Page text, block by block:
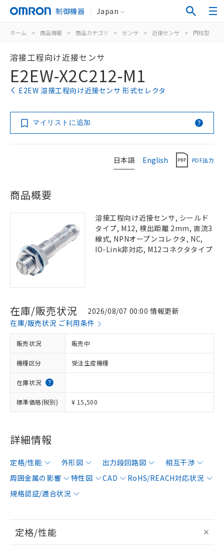
制御機器 Japan
ホーム > 商品情報 > 商品カテゴリ > センサ > 近接センサ > 円柱型
溶接工程向け近接センサ
E2EW-X2C212-M1
E2EW 溶接工程向け近接センサ 形式セレクタ
マイリストに追加
日本語 English PDF出力
商品概要
溶接工程向け近接センサ, シールド
タイプ, M12, 検出距離 2mm, 直流3
線式, NPNオープンコレクタ, NC,
IO-Link非対応, M12コネクタタイプ
在庫/販売状況
2026/08/07 00:00 情報更新
在庫/販売状況 ご利用条件
販売状況 販売中
機種区分 受注生産機種
在庫状況
標準価格(税別) ¥ 15,500
詳細情報
定格/性能 外形図 出力段回路図
相互干渉
周囲金属の影響
特性図 CAD
RoHS/REACH対応状況
規格認証/適合状況
定格/性能